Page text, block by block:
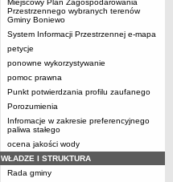
Miejscowy Plan Zagospodarowania
Przestrzennego wybranych terenów
Gminy Boniewo
System Informacji Przestrzennej e-mapa
petycje
ponowne wykorzystywanie
pomoc prawna
Punkt potwierdzania profilu zaufanego
Porozumienia
Infromacje w zakresie preferencyjnego
paliwa stałego
ocena jakości wody
WŁADZE I STRUKTURA
Rada gminy